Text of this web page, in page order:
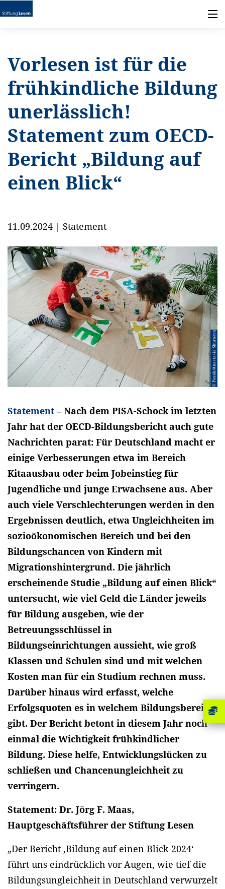
Vorlesen ist für die
frühkindliche Bildung
unerlässlich!
Statement zum OECD-
Bericht „Bildung auf
einen Blick“
11.09.2024 | Statement
© Pexels/Anastasia Shuraeva
Statement– Nach dem PISA-Schock im letzten
Jahr hat der OECD-Bildungsbericht auch gute
Nachrichten parat: Für Deutschland macht er
einige Verbesserungen etwa im Bereich
Kitaausbau oder beim Jobeinstieg für
Jugendliche und junge Erwachsene aus. Aber
auch viele Verschlechterungen werden in den
Ergebnissen deutlich, etwa Ungleichheiten im
sozioökonomischen Bereich und bei den
Bildungschancen von Kindern mit
Migrationshintergrund. Die jährlich
erscheinende Studie „Bildung auf einen Blick“
untersucht, wie viel Geld die Länder jeweils
für Bildung ausgeben, wie der
Betreuungsschlüssel in
Bildungseinrichtungen aussieht, wie groß
Klassen und Schulen sind und mit welchen
Kosten man für ein Studium rechnen muss.
Darüber hinaus wird erfasst, welche
Erfolgsquoten es in welchem Bildungsbereich
gibt. Der Bericht betont in diesem Jahr noch
einmal die Wichtigkeit frühkindlicher
Bildung. Diese helfe, Entwicklungslücken zu
schließen und Chancenungleichheit zu
verringern.
Statement: Dr. Jörg F. Maas,
Hauptgeschäftsführer der Stiftung Lesen
„Der Bericht ‚Bildung auf einen Blick 2024‘
führt uns eindrücklich vor Augen, wie tief die
Bildungsungleichheit in Deutschland verwurzelt